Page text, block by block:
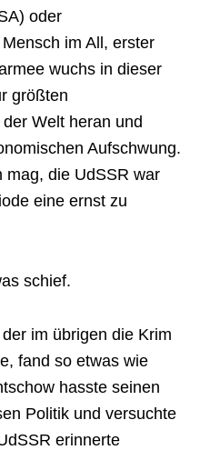
oder
im All, erster
wuchs in dieser
größten
Welt heran und
Aufschwung.
mag, die UdSSR war
eine ernst zu
schief.
im übrigen die Krim
fand so etwas wie
hasste seinen
Politik und versuchte
erinnerte